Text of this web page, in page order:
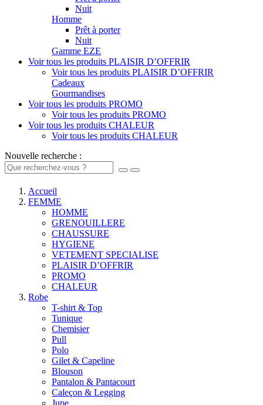
Nuit
Homme
Prêt à porter
Nuit
Gamme EZE
Voir tous les produits PLAISIR D’OFFRIR
Voir tous les produits PLAISIR D’OFFRIR
Cadeaux
Gourmandises
Voir tous les produits PROMO
Voir tous les produits PROMO
Voir tous les produits CHALEUR
Voir tous les produits CHALEUR
Nouvelle recherche :
Accueil
FEMME
HOMME
GRENOUILLERE
CHAUSSURE
HYGIENE
VETEMENT SPECIALISE
PLAISIR D’OFFRIR
PROMO
CHALEUR
Robe
T-shirt & Top
Tunique
Chemisier
Pull
Polo
Gilet & Capeline
Blouson
Pantalon & Pantacourt
Caleçon & Legging
Jupe